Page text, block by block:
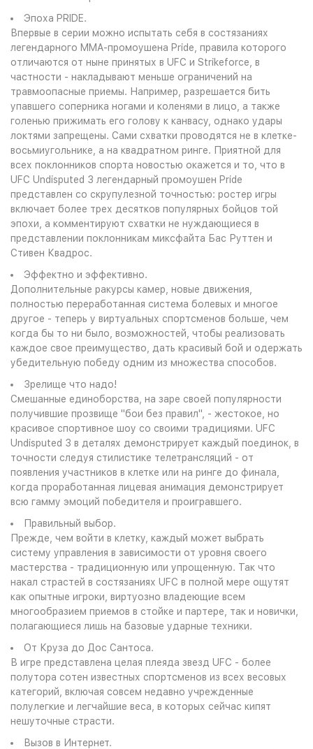
Эпоха PRIDE.
Впервые в серии можно испытать себя в состязаниях
легендарного MMA-промоушена Pride, правила которого
отличаются от ныне принятых в UFC и Strikeforce, в
частности - накладывают меньше ограничений на
травмоопасные приемы. Например, разрешается бить
упавшего соперника ногами и коленями в лицо, а также
голенью прижимать его голову к канвасу, однако удары
локтями запрещены. Сами схватки проводятся не в клетке-
восьмиугольнике, а на квадратном ринге. Приятной для
всех поклонников спорта новостью окажется и то, что в
UFC Undisputed 3 легендарный промоушен Pride
представлен со скрупулезной точностью: ростер игры
включает более трех десятков популярных бойцов той
эпохи, а комментируют схватки не нуждающиеся в
представлении поклонникам миксфайта Бас Руттен и
Стивен Квадрос.
Эффектно и эффективно.
Дополнительные ракурсы камер, новые движения,
полностью переработанная система болевых и многое
другое - теперь у виртуальных спортсменов больше, чем
когда бы то ни было, возможностей, чтобы реализовать
каждое свое преимущество, дать красивый бой и одержать
убедительную победу одним из множества способов.
Зрелище что надо!
Смешанные единоборства, на заре своей популярности
получившие прозвище "бои без правил", - жестокое, но
красивое спортивное шоу со своими традициями. UFC
Undisputed 3 в деталях демонстрирует каждый поединок, в
точности следуя стилистике телетрансляций - от
появления участников в клетке или на ринге до финала,
когда проработанная лицевая анимация демонстрирует
всю гамму эмоций победителя и проигравшего.
Правильный выбор.
Прежде, чем войти в клетку, каждый может выбрать
систему управления в зависимости от уровня своего
мастерства - традиционную или упрощенную. Так что
накал страстей в состязаниях UFC в полной мере ощутят
как опытные игроки, виртуозно владеющие всем
многообразием приемов в стойке и партере, так и новички,
полагающиеся лишь на базовые ударные техники.
От Круза до Дос Сантоса.
В игре представлена целая плеяда звезд UFC - более
полутора сотен известных спортсменов из всех весовых
категорий, включая совсем недавно учрежденные
полулегкие и легчайшие веса, в которых сейчас кипят
нешуточные страсти.
Вызов в Интернет.